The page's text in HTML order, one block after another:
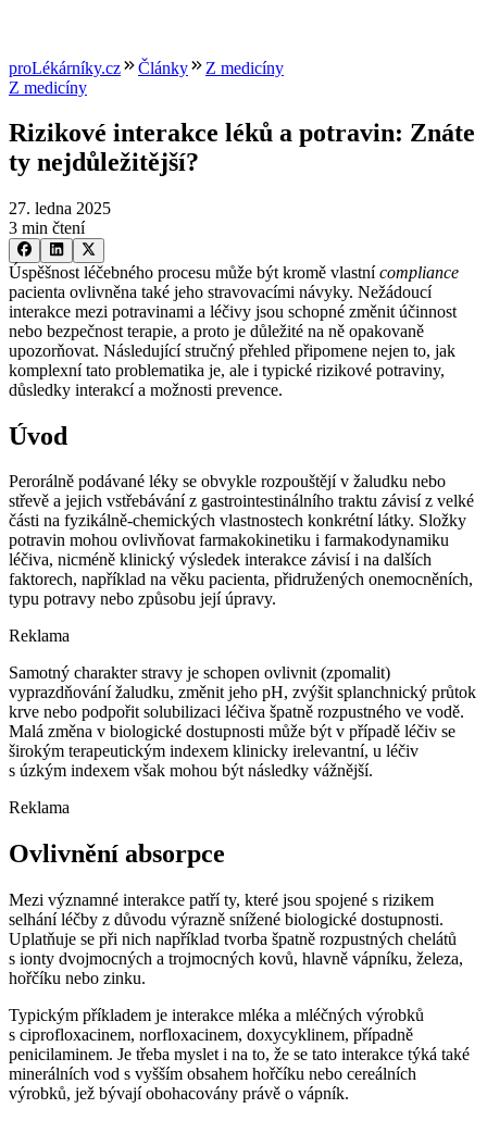
proLékárníky.cz Články
Z medicíny
Z medicíny
Rizikové interakce léků a potravin: Znáte
ty nejdůležitější?
27. ledna 2025
3 min čtení
Úspěšnost léčebného procesu může být kromě vlastnícompliance
pacienta ovlivněna také jeho stravovacími návyky. Nežádoucí
interakce mezi potravinami a léčivy jsou schopné změnit účinnost
nebo bezpečnost terapie, a proto je důležité na ně opakovaně
upozorňovat. Následující stručný přehled připomene nejen to, jak
komplexní tato problematika je, ale i typické rizikové potraviny,
důsledky interakcí a možnosti prevence.
Úvod
Perorálně podávané léky se obvykle rozpouštějí v žaludku nebo
střevě a jejich vstřebávání z gastrointestinálního traktu závisí z velké
části na fyzikálně-chemických vlastnostech konkrétní látky. Složky
potravin mohou ovlivňovat farmakokinetiku i farmakodynamiku
léčiva, nicméně klinický výsledek interakce závisí i na dalších
faktorech, například na věku pacienta, přidružených onemocněních,
typu potravy nebo způsobu její úpravy.
Reklama
Samotný charakter stravy je schopen ovlivnit (zpomalit)
vyprazdňování žaludku, změnit jeho pH, zvýšit splanchnický průtok
krve nebo podpořit solubilizaci léčiva špatně rozpustného ve vodě.
Malá změna v biologické dostupnosti může být v případě léčiv se
širokým terapeutickým indexem klinicky irelevantní, u léčiv
s úzkým indexem však mohou být následky vážnější.
Reklama
Ovlivnění absorpce
Mezi významné interakce patří ty, které jsou spojené s rizikem
selhání léčby z důvodu výrazně snížené biologické dostupnosti.
Uplatňuje se při nich například tvorba špatně rozpustných chelátů
s ionty dvojmocných a trojmocných kovů, hlavně vápníku, železa,
hořčíku nebo zinku.
Typickým příkladem je interakce mléka a mléčných výrobků
s ciprofloxacinem, norfloxacinem, doxycyklinem, případně
penicilaminem. Je třeba myslet i na to, že se tato interakce týká také
minerálních vod s vyšším obsahem hořčíku nebo cereálních
výrobků, jež bývají obohacovány právě o vápník.